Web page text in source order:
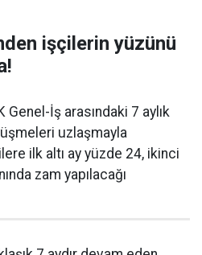
işçilerin yüzünü
İş arasındaki 7 aylık
uzlaşmayla
ilk altı ay yüzde 24, ikinci
zam yapılacağı